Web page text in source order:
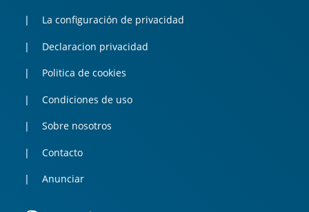
La configuración de privacidad
Declaracion privacidad
Politica de cookies
Condiciones de uso
Sobre nosotros
Contacto
Anunciar